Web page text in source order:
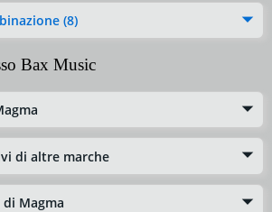
(8)
Bax Music
di altre marche
Magma